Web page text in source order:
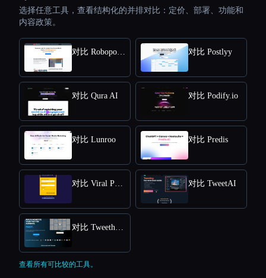
选择任意工具，查看结构化的并排对比：定价、部署、功能和
内容政策。
对比 Robopost AI 对比 Postlyy
对比 Qura AI 对比 Podify.io
对比 Lunroo 对比 Predis
对比 Viral Post Generator 对比 TweetAI
对比 Tweethunter
查看所有可比较的工具。